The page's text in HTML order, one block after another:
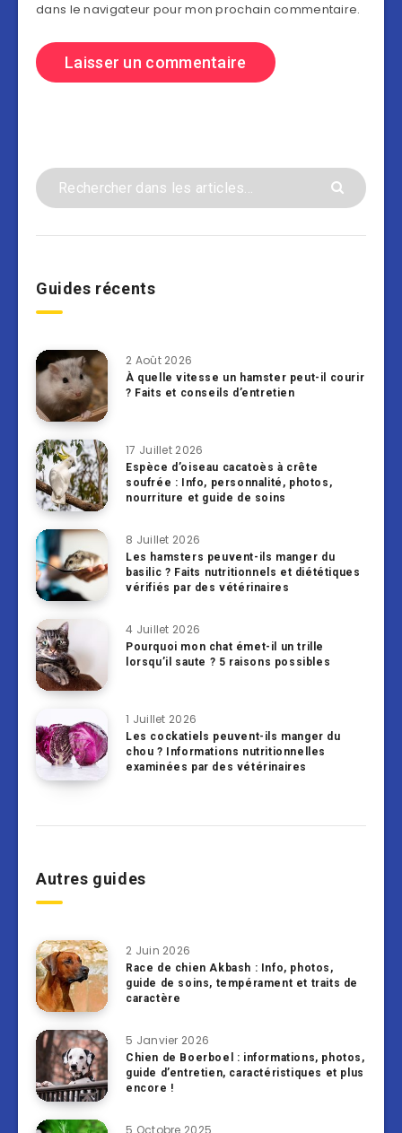
dans le navigateur pour mon prochain commentaire.
Guides récents
2 Août 2026
À quelle vitesse un hamster peut-il courir
? Faits et conseils d’entretien
17 Juillet 2026
Espèce d’oiseau cacatoès à crête
soufrée : Info, personnalité, photos,
nourriture et guide de soins
8 Juillet 2026
Les hamsters peuvent-ils manger du
basilic ? Faits nutritionnels et diététiques
vérifiés par des vétérinaires
4 Juillet 2026
Pourquoi mon chat émet-il un trille
lorsqu’il saute ? 5 raisons possibles
1 Juillet 2026
Les cockatiels peuvent-ils manger du
chou ? Informations nutritionnelles
examinées par des vétérinaires
Autres guides
2 Juin 2026
Race de chien Akbash : Info, photos,
guide de soins, tempérament et traits de
caractère
5 Janvier 2026
Chien de Boerboel : informations, photos,
guide d’entretien, caractéristiques et plus
encore !